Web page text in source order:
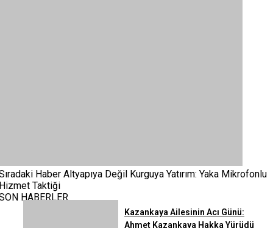
Haber Altyapıya Değil Kurguya Yatırım: Yaka Mikrofonlu
Taktiği
HABERLER
Kazankaya Ailesinin Acı Günü:
Ahmet Kazankaya Hakka Yürüdü